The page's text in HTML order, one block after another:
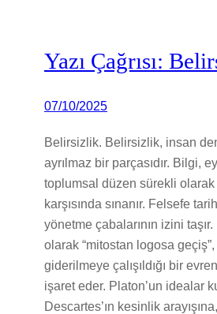
Yazı Çağrısı:
07/10/2025
Belirsizlik. Belirsizlik, insan
ayrılmaz bir parçasıdır. Bilgi,
toplumsal düzen sürekli
karşısında sınanır. Felsefe
yönetme çabalarının izini taşır.
olarak “mitostan logosa
giderilmeye çalışıldığı bir
işaret eder. Platon’un idealar
Descartes’ın kesinlik